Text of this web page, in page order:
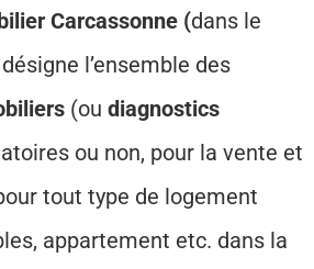
Carcassonne (dans le
désigne l’ensemble des
(ou diagnostics
ou non, pour la vente et
tout type de logement
appartement etc. dans la